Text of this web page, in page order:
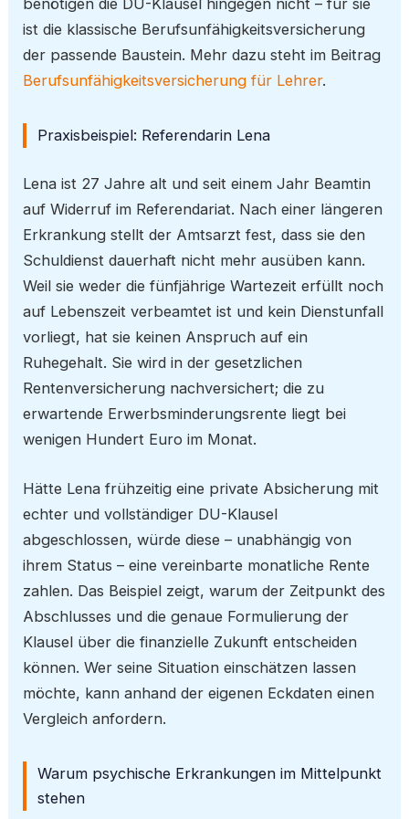
benötigen die DU-Klausel hingegen nicht – für sie
ist die klassische Berufsunfähigkeitsversicherung
der passende Baustein. Mehr dazu steht im Beitrag
Berufsunfähigkeitsversicherung für Lehrer.
Praxisbeispiel: Referendarin Lena
Lena ist 27 Jahre alt und seit einem Jahr Beamtin
auf Widerruf im Referendariat. Nach einer längeren
Erkrankung stellt der Amtsarzt fest, dass sie den
Schuldienst dauerhaft nicht mehr ausüben kann.
Weil sie weder die fünfjährige Wartezeit erfüllt noch
auf Lebenszeit verbeamtet ist und kein Dienstunfall
vorliegt, hat sie keinen Anspruch auf ein
Ruhegehalt. Sie wird in der gesetzlichen
Rentenversicherung nachversichert; die zu
erwartende Erwerbsminderungsrente liegt bei
wenigen Hundert Euro im Monat.
Hätte Lena frühzeitig eine private Absicherung mit
echter und vollständiger DU-Klausel
abgeschlossen, würde diese – unabhängig von
ihrem Status – eine vereinbarte monatliche Rente
zahlen. Das Beispiel zeigt, warum der Zeitpunkt des
Abschlusses und die genaue Formulierung der
Klausel über die finanzielle Zukunft entscheiden
können. Wer seine Situation einschätzen lassen
möchte, kann anhand der eigenen Eckdaten einen
Vergleich anfordern.
Warum psychische Erkrankungen im Mittelpunkt
stehen